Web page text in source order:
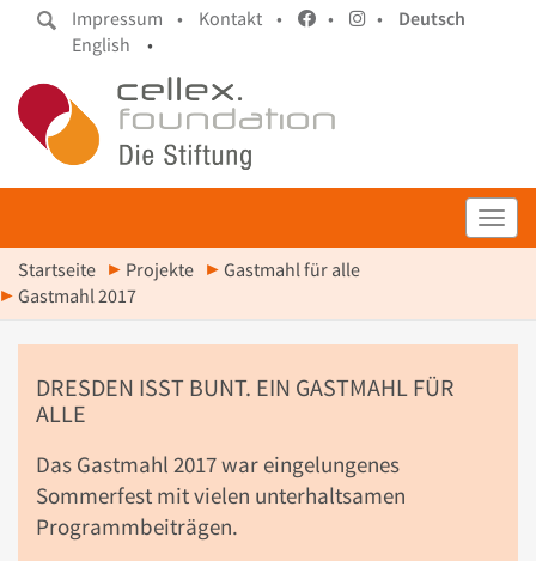
Impressum • Kontakt • • •
Deutsch
English
•
Startseite Projekte
Gastmahl für alle
Gastmahl 2017
DRESDEN ISST BUNT. EIN GASTMAHL FÜR
ALLE
Das Gastmahl 2017 war eingelungenes
Sommerfest mit vielen unterhaltsamen
Programmbeiträgen.